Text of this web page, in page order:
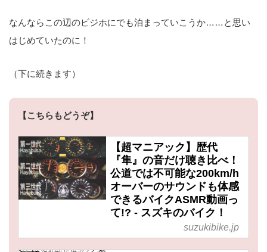
なんならこの辺のビジホにでも泊まっていこうか……と思い
はじめていたのに！
（下に続きます）
【こちらもどうぞ】
【超マニアック】歴代
『隼』の音だけ聴き比べ！
公道では不可能な200km/h
オーバーのサウンドも体感
できるバイクASMR動画っ
て!? - スズキのバイク！
suzukibike.jp